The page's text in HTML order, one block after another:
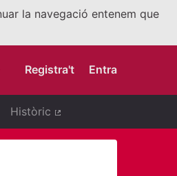
la navegació entenem que
la llengua Elegir el idioma
Registra't Entra
Històric